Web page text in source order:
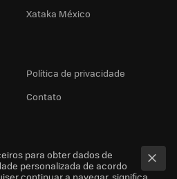
Xataka México
Política de privacidade
Contato
para obter dados de
personalizada de acordo